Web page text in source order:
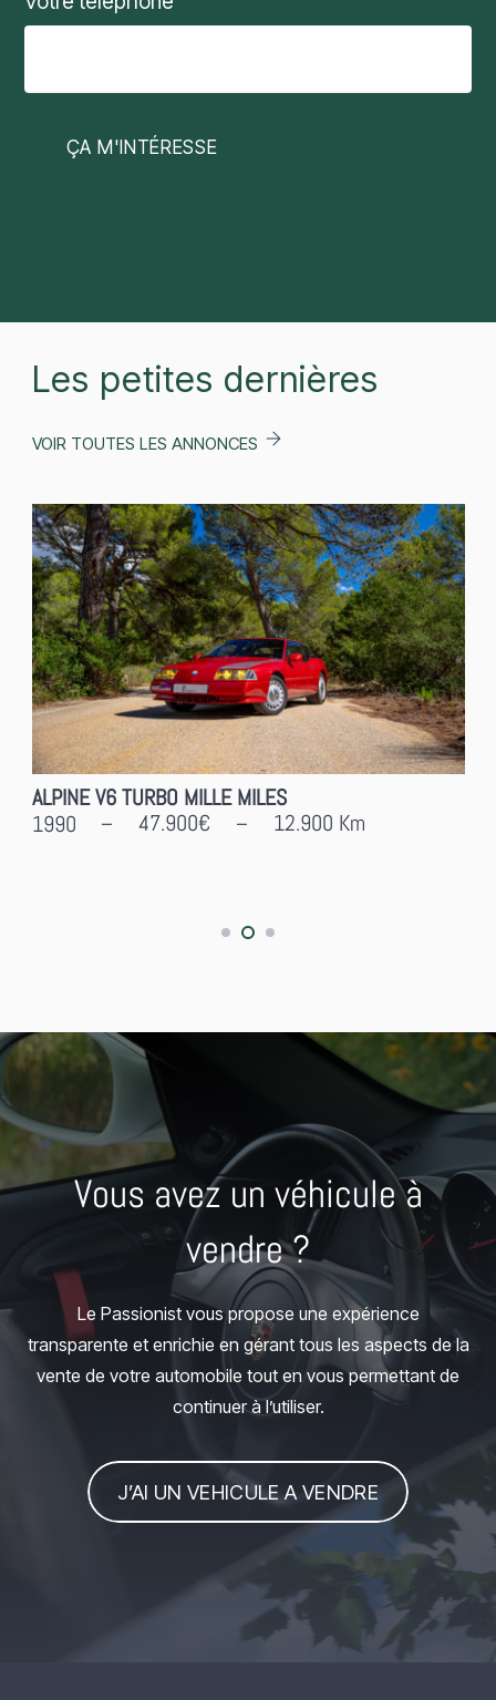
Les petites dernières
VOIR TOUTES LES ANNONCES
NISSAN GT-R R35
2012
– 109.000€ – 9900Km
Vous avez un véhicule à
vendre ?
Le Passionist vous propose une expérience
transparente et enrichie en gérant tous les aspects de la
vente de votre automobile tout en vous permettant de
continuer à l’utiliser.
J’AI UN VEHICULE A VENDRE